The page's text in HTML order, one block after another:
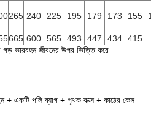
265 240 225 195 179 173 155
665 600 565 493 447 434 415
গড় ভারবহন জীবনের উপর ভিত্তি করে
+ একটি পলি ব্যাগ + পৃথক বাক্স + কাঠের কেস